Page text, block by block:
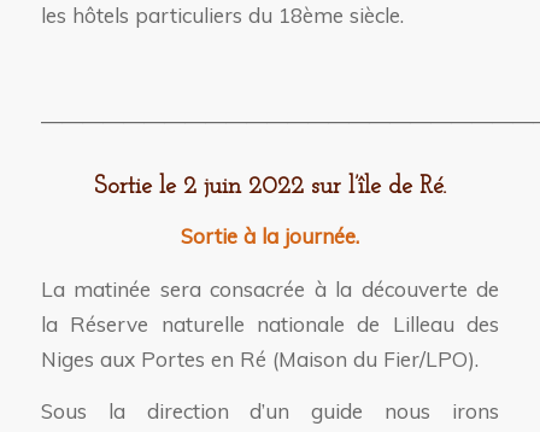
les hôtels particuliers du 18ème siècle.
Sortie le 2 juin 2022 sur l’île de Ré.
Sortie à la journée.
La matinée sera consacrée à la découverte de
la Réserve naturelle nationale de Lilleau des
Niges aux Portes en Ré (Maison du Fier/LPO).
Sous la direction d’un guide nous irons